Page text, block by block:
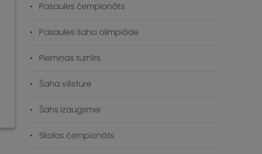
Pasaules čempionāts
Pasaules šaha olimpiāde
Piemiņas turnīrs
Šaha vēsture
Šahs izaugsmei
Skolas čempionāts